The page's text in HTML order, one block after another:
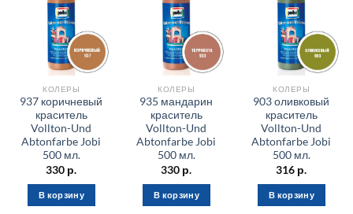
КОЛЕРЫ
937 коричневый
краситель
Vollton-Und
Abtonfarbe Jobi
500 мл.
330 р.
В корзину
КОЛЕРЫ
935 мандарин
краситель
Vollton-Und
Abtonfarbe Jobi
500 мл.
330 р.
В корзину
КОЛЕРЫ
903 оливковый
краситель
Vollton-Und
Abtonfarbe Jobi
500 мл.
316 р.
В корзину